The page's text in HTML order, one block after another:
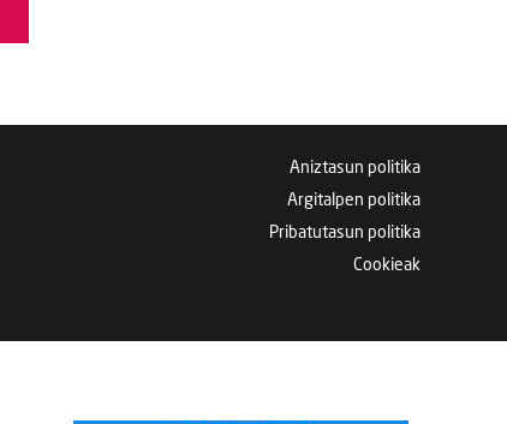
Aniztasun politika
Argitalpen politika
Pribatutasun politika
Cookieak